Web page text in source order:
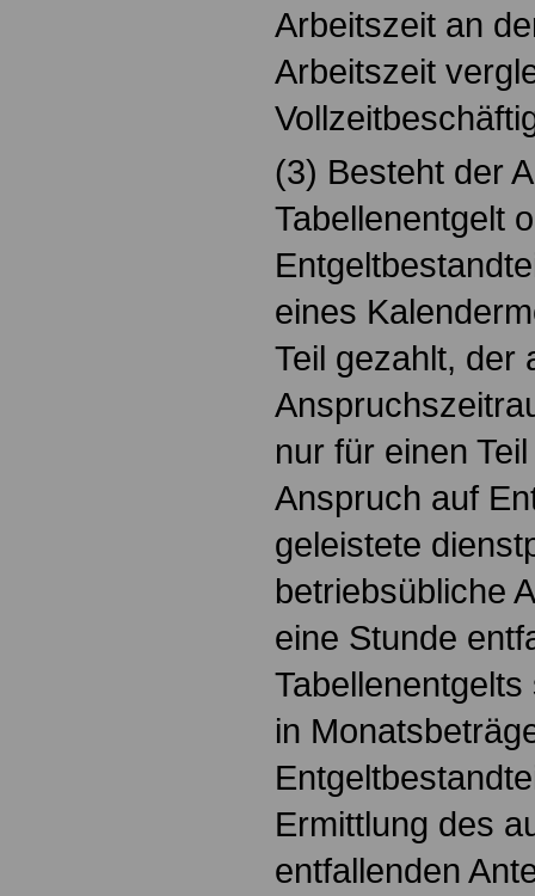
Arbeitszeit an
Arbeitszeit
(3) Besteht der
Tabellenentgelt
eines
Teil gezahlt, der
nur für einen
Anspruch auf
geleistete
betriebsübliche
eine Stunde
in
Ermittlung des
entfallenden